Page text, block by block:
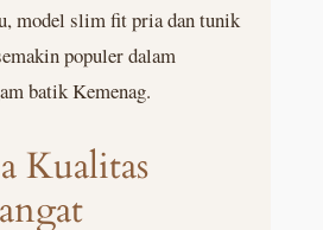
model slim fit pria dan tunik
populer dalam
batik Kemenag.
Kualitas